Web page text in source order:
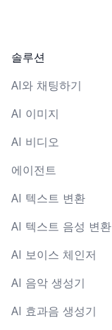
솔루션
AI와 채팅하기
AI 이미지
AI 비디오
에이전트
AI 텍스트 변환
AI 텍스트 음성 변환
AI 보이스 체인저
AI 음악 생성기
AI 효과음 생성기